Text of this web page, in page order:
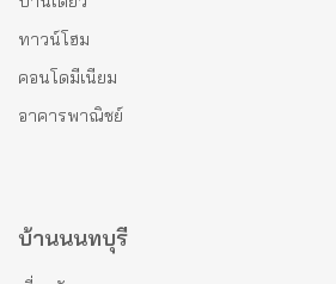
ทาวน์โฮม
คอนโดมีเนียม
อาคารพาณิชย์
บ้านนนทบุรี